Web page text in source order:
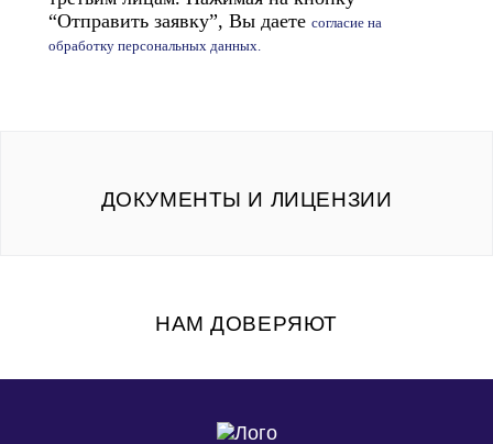
“Отправить заявку”, Вы даете согласие на
обработку персональных данных.
ДОКУМЕНТЫ И ЛИЦЕНЗИИ
НАМ ДОВЕРЯЮТ